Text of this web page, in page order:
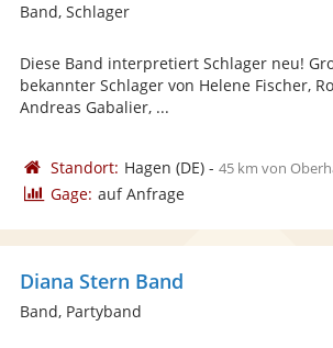
Band, Schlager
Diese Band interpretiert Schlager neu!
bekannter Schlager von Helene Fischer,
Andreas Gabalier, ...
Standort: Hagen (DE)- 45 km von
Gage: auf Anfrage
Diana Stern Band
Band, Partyband